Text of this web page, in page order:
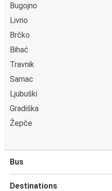
Bugojno
Livno
Brčko
Bihać
Travnik
Samac
Ljubuški
Gradiška
Žepče
Bus
Destinations